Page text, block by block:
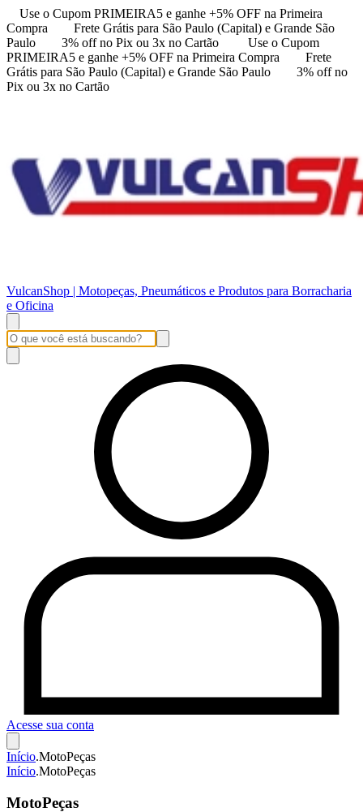
Use o Cupom PRIMEIRA5 e ganhe +5% OFF na Primeira
Compra
Frete Grátis para São Paulo (Capital) e Grande São
Paulo
3% off no Pix ou 3x no Cartão
Use o Cupom
PRIMEIRA5 e ganhe +5% OFF na Primeira Compra
Frete
Grátis para São Paulo (Capital) e Grande São Paulo
3% off no
Pix ou 3x no Cartão
VulcanShop | Motopeças, Pneumáticos e Produtos para Borracharia
e Oficina
Acesse sua conta
Início.MotoPeças
Início.MotoPeças
MotoPeças